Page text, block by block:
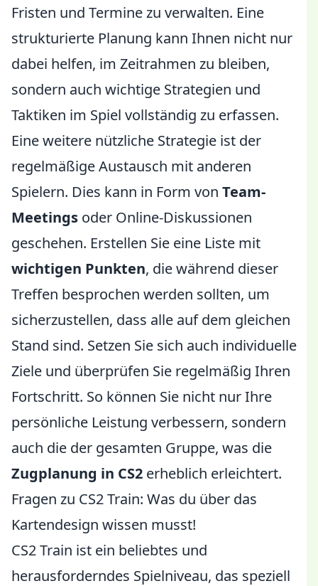
Fristen und Termine zu verwalten. Eine
strukturierte Planung kann Ihnen nicht nur
dabei helfen, im Zeitrahmen zu bleiben,
sondern auch wichtige Strategien und
Taktiken im Spiel vollständig zu erfassen.
Eine weitere nützliche Strategie ist der
regelmäßige Austausch mit anderen
Spielern. Dies kann in Form von Team-
Meetings oder Online-Diskussionen
geschehen. Erstellen Sie eine Liste mit
wichtigen Punkten, die während dieser
Treffen besprochen werden sollten, um
sicherzustellen, dass alle auf dem gleichen
Stand sind. Setzen Sie sich auch individuelle
Ziele und überprüfen Sie regelmäßig Ihren
Fortschritt. So können Sie nicht nur Ihre
persönliche Leistung verbessern, sondern
auch die der gesamten Gruppe, was die
Zugplanung in CS2 erheblich erleichtert.
Fragen zu CS2 Train: Was du über das
Kartendesign wissen musst!
CS2 Train ist ein beliebtes und
herausforderndes Spielniveau, das speziell